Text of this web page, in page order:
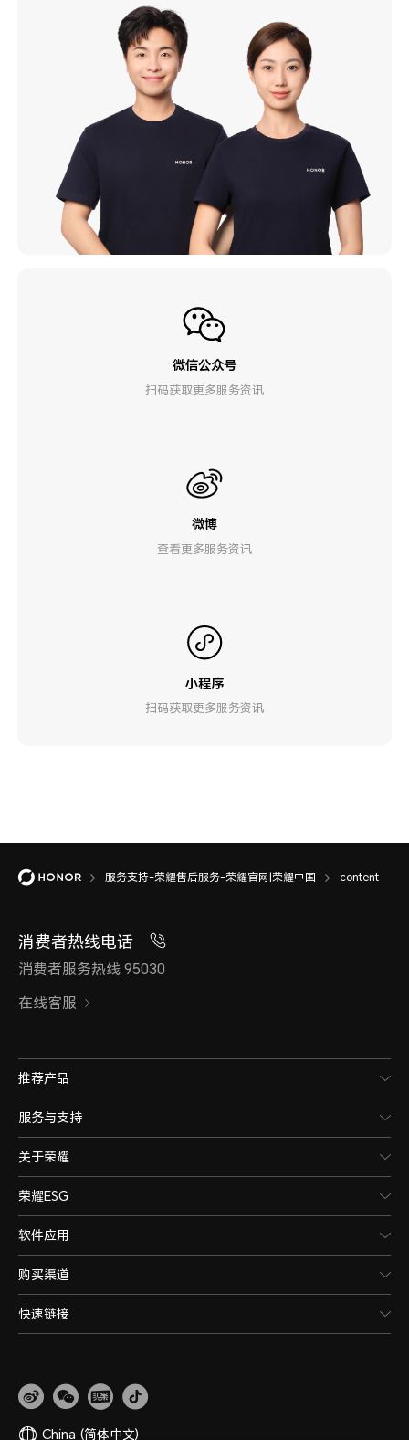
微信公众号
扫码获取更多服务资讯
微博
查看更多服务资讯
小程序
扫码获取更多服务资讯
服务支持-荣耀售后服务-荣耀官网|荣耀中国 content
消费者热线电话
消费者服务热线 95030
在线客服
推荐产品
服务与支持
关于荣耀
荣耀ESG
软件应用
购买渠道
快速链接
China (简体中文)